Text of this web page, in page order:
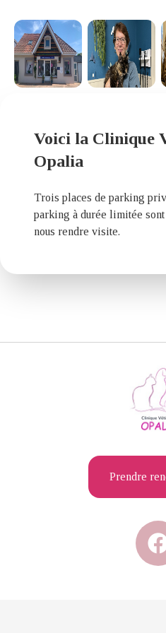
Voici la Clinique
Opalia
Trois places de parking
parking à durée limitée
nous rendre visite.
Prendre